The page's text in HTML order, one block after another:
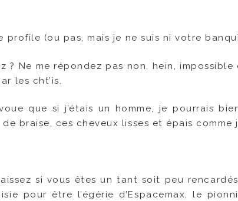
profile (ou pas, mais je ne suis ni votre
? Ne me répondez pas non, hein,
les cht’is.
que si j’étais un homme, je pourrais
braise, ces cheveux lisses et épais comme
si vous êtes un tant soit peu
pour être l’égérie d’Espacemax, le